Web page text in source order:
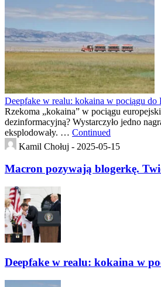
Deepfake w realu: kokaina w pociągu
Rzekoma „kokaina” w pociągu
dezinformacyjną? Wystarczyło jedno
eksplodowały. … Continued
Kamil Chołuj - 2025-05-15
Macron pozywają blogerkę.
Deepfake w realu: kokaina w